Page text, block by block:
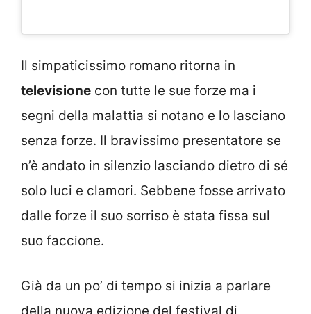
Il simpaticissimo romano ritorna in
televisione con tutte le sue forze ma i
segni della malattia si notano e lo lasciano
senza forze. Il bravissimo presentatore se
n’è andato in silenzio lasciando dietro di sé
solo luci e clamori. Sebbene fosse arrivato
dalle forze il suo sorriso è stata fissa sul
suo faccione.
Già da un po’ di tempo si inizia a parlare
della nuova edizione del festival di